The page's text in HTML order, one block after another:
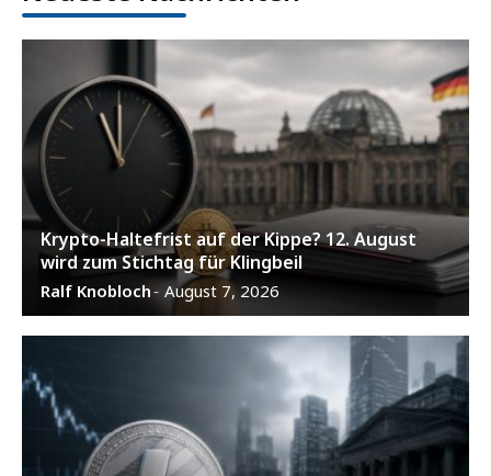
Krypto-Haltefrist auf der Kippe? 12. August
wird zum Stichtag für Klingbeil
Ralf Knobloch- August 7, 2026